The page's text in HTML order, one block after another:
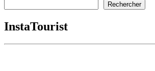
Rechercher
InstaTourist